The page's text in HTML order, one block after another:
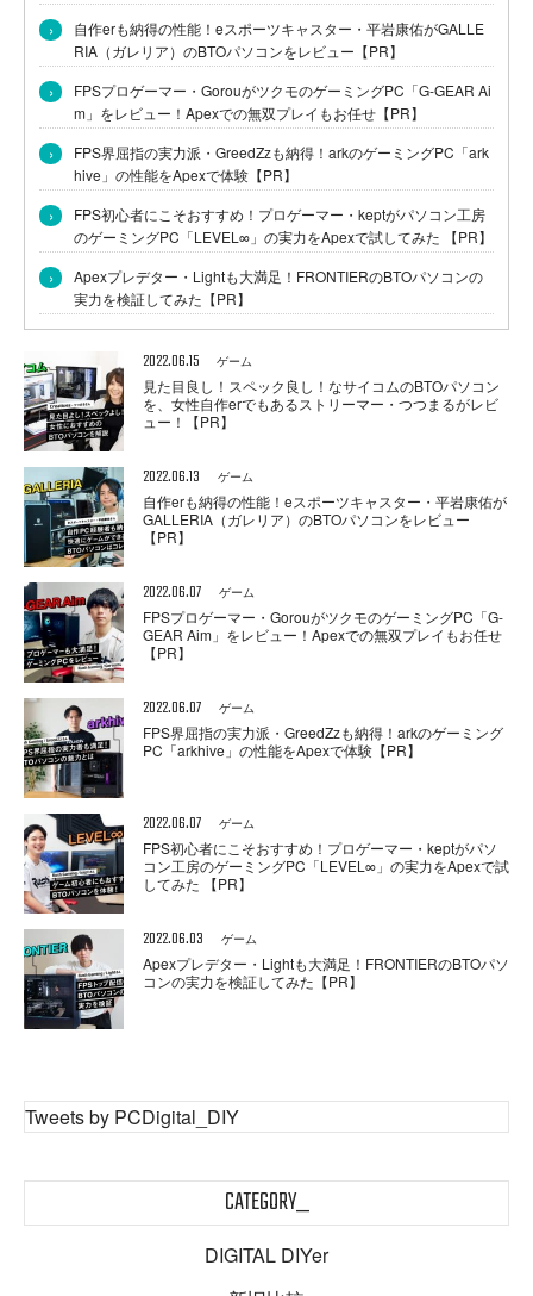
›
自作erも納得の性能！eスポーツキャスター・平岩康佑がGALLE
RIA（ガレリア）のBTOパソコンをレビュー【PR】
›
FPSプロゲーマー・GorouがツクモのゲーミングPC「G-GEAR Ai
m」をレビュー！Apexでの無双プレイもお任せ【PR】
›
FPS界屈指の実力派・GreedZzも納得！arkのゲーミングPC「ark
hive」の性能をApexで体験【PR】
›
FPS初心者にこそおすすめ！プロゲーマー・keptがパソコン工房
のゲーミングPC「LEVEL∞」の実力をApexで試してみた 【PR】
›
Apexプレデター・Lightも大満足！FRONTIERのBTOパソコンの
実力を検証してみた【PR】
2022.06.15 ゲーム
見た目良し！スペック良し！なサイコムのBTOパソコン
を、女性自作erでもあるストリーマー・つつまるがレビ
ュー！【PR】
2022.06.13 ゲーム
自作erも納得の性能！eスポーツキャスター・平岩康佑が
GALLERIA（ガレリア）のBTOパソコンをレビュー
【PR】
2022.06.07 ゲーム
FPSプロゲーマー・GorouがツクモのゲーミングPC「G-
GEAR Aim」をレビュー！Apexでの無双プレイもお任せ
【PR】
2022.06.07 ゲーム
FPS界屈指の実力派・GreedZzも納得！arkのゲーミング
PC「arkhive」の性能をApexで体験【PR】
2022.06.07 ゲーム
FPS初心者にこそおすすめ！プロゲーマー・keptがパソ
コン工房のゲーミングPC「LEVEL∞」の実力をApexで試
してみた 【PR】
2022.06.03 ゲーム
Apexプレデター・Lightも大満足！FRONTIERのBTOパソ
コンの実力を検証してみた【PR】
Tweets by PCDigital_DIY
CATEGORY_
DIGITAL DIYer